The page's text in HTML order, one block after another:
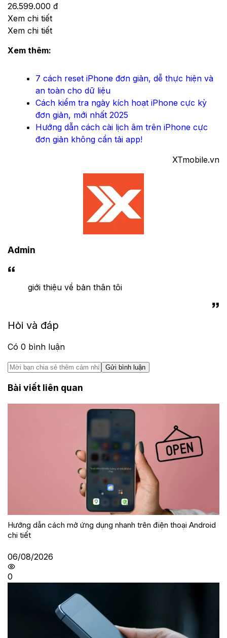
26.599.000 đ
Xem chi tiết
Xem chi tiết
Xem thêm:
7 cách reset iPhone đơn giản, dễ thực hiện và
an toàn cho dữ liệu​
Cách kiểm tra ngày kích hoạt iPhone cực kỳ
đơn giản, mới nhất 2025
Hướng dẫn cách cài lịch âm trên iPhone cực
đơn giản không cần tải app!
XTmobile.vn
Admin
giới thiệu về bản thân tôi
Hỏi và đáp
Có 0 bình luận
Gửi bình luận
Bài viết liên quan
Hướng dẫn cách mở ứng dụng nhanh trên điện thoại Android
chi tiết
06/08/2026
0